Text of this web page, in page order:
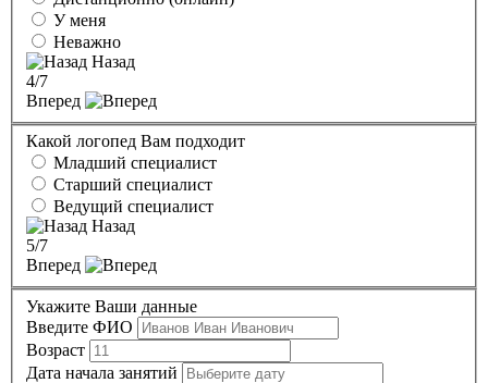
У меня
Неважно
Назад
4/7
Вперед
Какой логопед Вам подходит
Младший специалист
Старший специалист
Ведущий специалист
Назад
5/7
Вперед
Укажите Ваши данные
Введите ФИО
Возраст
Дата начала занятий